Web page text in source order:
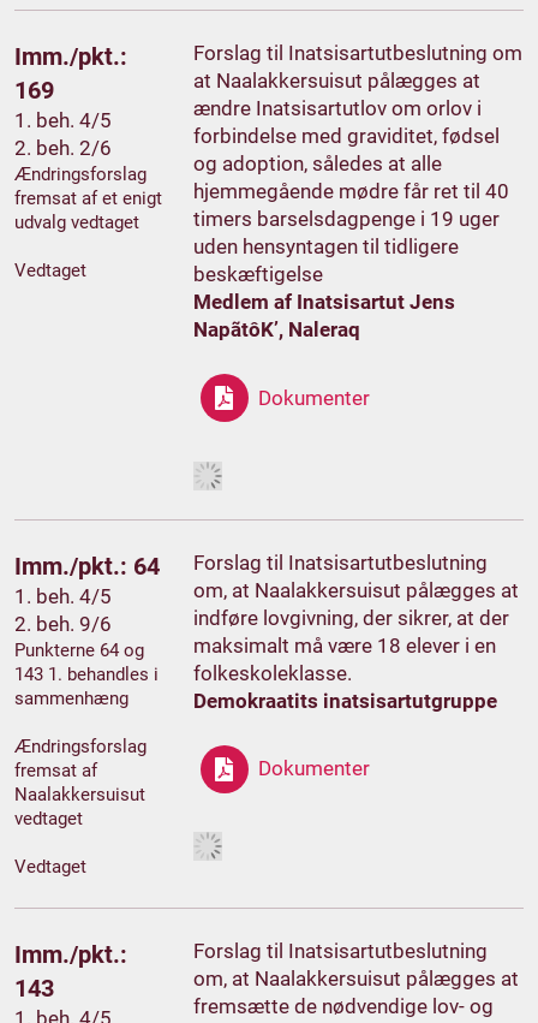
Imm./pkt.:
169
1. beh. 4/5
2. beh. 2/6
Ændringsforslag
fremsat af et enigt
udvalg vedtaget
Vedtaget
Forslag til Inatsisartutbeslutning om
at Naalakkersuisut pålægges at
ændre Inatsisartutlov om orlov i
forbindelse med graviditet, fødsel
og adoption, således at alle
hjemmegående mødre får ret til 40
timers barselsdagpenge i 19 uger
uden hensyntagen til tidligere
beskæftigelse
Medlem af Inatsisartut Jens
NapãtôK’, Naleraq
Dokumenter
Imm./pkt.: 64
1. beh. 4/5
2. beh. 9/6
Punkterne 64 og
143 1. behandles i
sammenhæng
Ændringsforslag
fremsat af
Naalakkersuisut
vedtaget
Vedtaget
Forslag til Inatsisartutbeslutning
om, at Naalakkersuisut pålægges at
indføre lovgivning, der sikrer, at der
maksimalt må være 18 elever i en
folkeskoleklasse.
Demokraatits inatsisartutgruppe
Dokumenter
Imm./pkt.:
143
1. beh. 4/5
Forslag til Inatsisartutbeslutning
om, at Naalakkersuisut pålægges at
fremsætte de nødvendige lov- og